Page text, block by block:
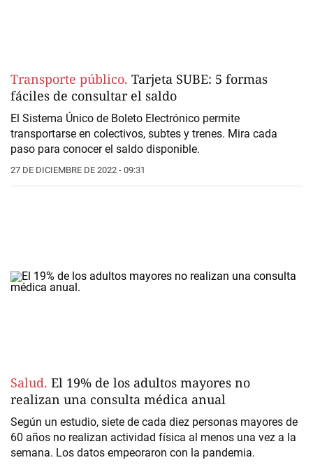
Transporte público. Tarjeta SUBE: 5 formas
fáciles de consultar el saldo
El Sistema Único de Boleto Electrónico permite
transportarse en colectivos, subtes y trenes. Mira cada
paso para conocer el saldo disponible.
27 DE DICIEMBRE DE 2022 - 09:31
Salud. El 19% de los adultos mayores no
realizan una consulta médica anual
Según un estudio, siete de cada diez personas mayores de
60 años no realizan actividad física al menos una vez a la
semana. Los datos empeoraron con la pandemia.